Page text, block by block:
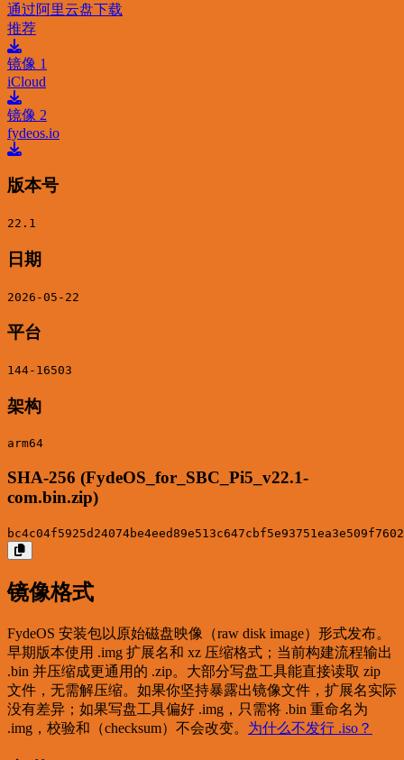
通过阿里云盘下载
推荐
镜像 1
iCloud
镜像 2
fydeos.io
版本号
22.1
日期
2026-05-22
平台
144-16503
架构
arm64
SHA-256 (FydeOS_for_SBC_Pi5_v22.1-
com.bin.zip)
镜像格式
FydeOS 安装包以原始磁盘映像（raw disk image）形式发布。
早期版本使用 .img 扩展名和 xz 压缩格式；当前构建流程输出
.bin 并压缩成更通用的 .zip。大部分写盘工具能直接读取 zip
文件，无需解压缩。如果你坚持暴露出镜像文件，扩展名实际
没有差异；如果写盘工具偏好 .img，只需将 .bin 重命名为
.img，校验和（checksum）不会改变。 为什么不发行 .iso？